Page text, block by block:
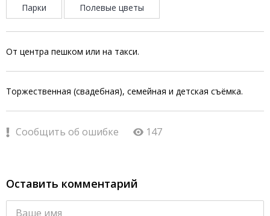
Парки Полевые цветы
От центра пешком или на такси.
Торжественная (свадебная), семейная и детская съёмка.
Сообщить об ошибке 147
Оставить комментарий